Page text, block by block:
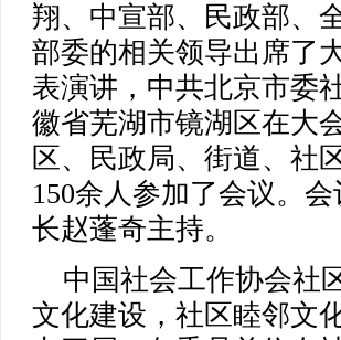
翔、中宣部、民政部、
部委的相关领导出席了
表演讲，中共北京市委
徽省芜湖市镜湖区在大
区、民政局、街道、社
150余人参加了会议。
长赵蓬奇主持。
中国社会工作协会社
文化建设，社区睦邻文